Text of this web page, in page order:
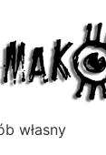
własny